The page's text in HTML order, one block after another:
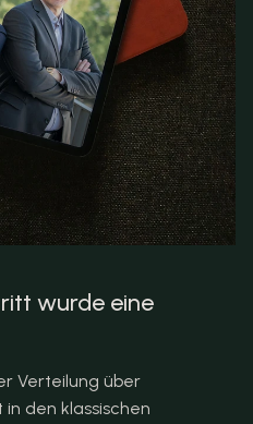
wurde eine
Verteilung über
in den klassischen